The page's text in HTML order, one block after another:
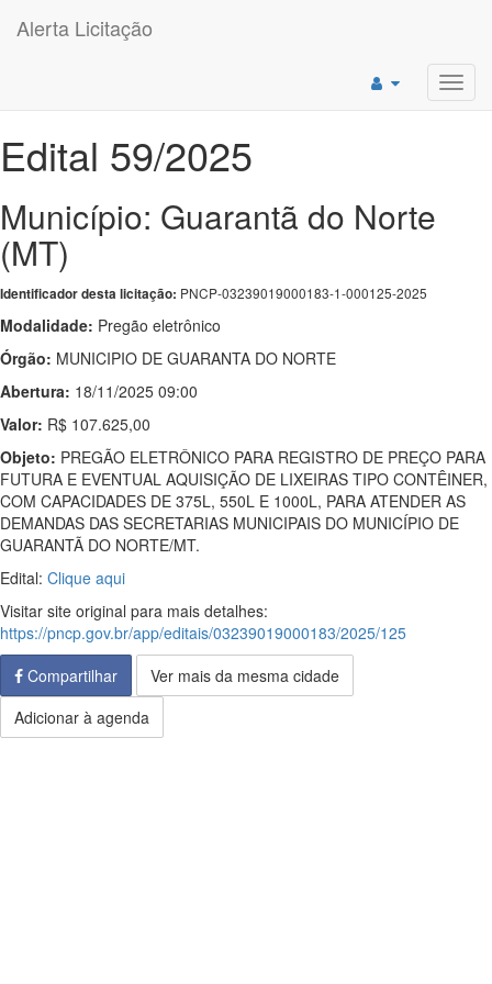
Alerta Licitação
Edital 59/2025
Município: Guarantã do Norte
(MT)
Identificador desta licitação: PNCP-03239019000183-1-000125-2025
Modalidade: Pregão eletrônico
Órgão: MUNICIPIO DE GUARANTA DO NORTE
Abertura: 18/11/2025 09:00
Valor: R$ 107.625,00
Objeto: PREGÃO ELETRÔNICO PARA REGISTRO DE PREÇO PARA
FUTURA E EVENTUAL AQUISIÇÃO DE LIXEIRAS TIPO CONTÊINER,
COM CAPACIDADES DE 375L, 550L E 1000L, PARA ATENDER AS
DEMANDAS DAS SECRETARIAS MUNICIPAIS DO MUNICÍPIO DE
GUARANTÃ DO NORTE/MT.
Edital: Clique aqui
Visitar site original para mais detalhes:
https://pncp.gov.br/app/editais/03239019000183/2025/125
Compartilhar
Ver mais da mesma cidade
Adicionar à agenda